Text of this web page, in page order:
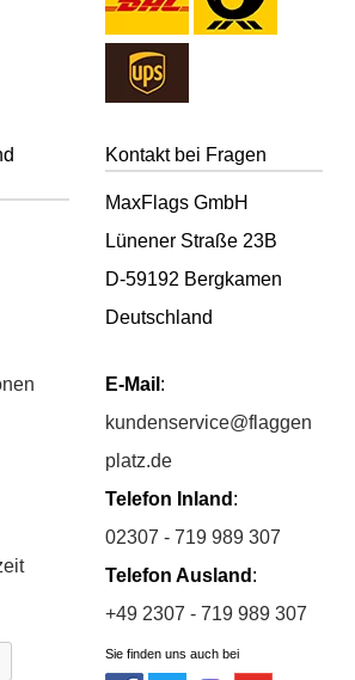
Kontakt bei Fragen
MaxFlags GmbH
Lünener Straße 23B
D-59192 Bergkamen
Deutschland
E-Mail :
kundenservice@flaggen
platz.de
Telefon Inland :
02307 - 719 989 307
Telefon Ausland :
+49 2307 - 719 989 307
Sie finden uns auch bei